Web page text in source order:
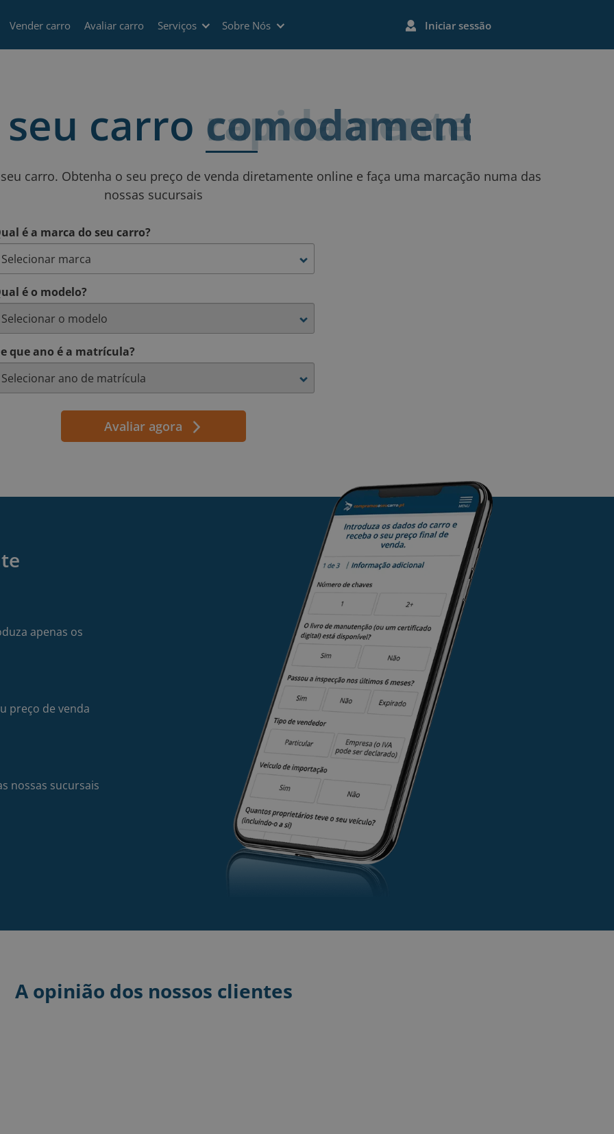
Vender carro Avaliar carro Serviços Sobre Nós Iniciar sessão
carro rapidamente
carro. Obtenha o seu preço de venda diretamente online e faça uma marcação numa das
nossas sucursais
é a marca do seu carro?
é o modelo?
que ano é a matrícula?
Avaliar agora
apenas os
preço de venda
nossas sucursais
A opinião dos nossos clientes